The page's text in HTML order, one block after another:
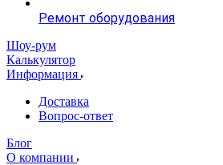
Ремонт оборудования
Шоу-рум
Калькулятор
Информация
Доставка
Вопрос-ответ
Блог
О компании